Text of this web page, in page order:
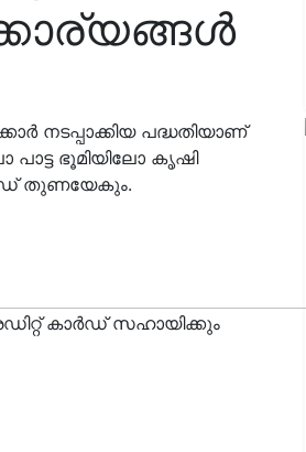
നടപ്പാക്കിയ പദ്ധതിയാണ്
ഭൂമിയിലോ കൃഷി
തുണയേകും.